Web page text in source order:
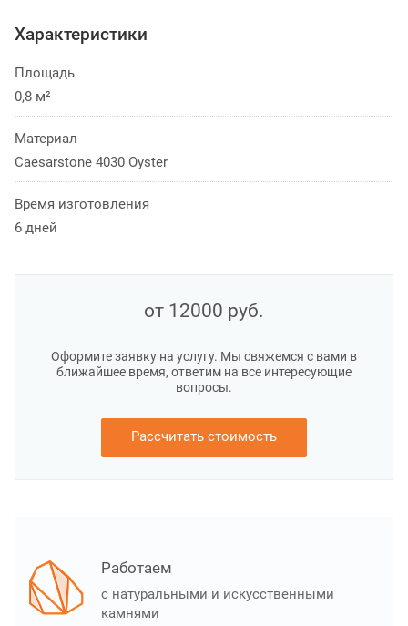
Характеристики
Площадь
0,8 м²
Материал
Caesarstone 4030 Oyster
Время изготовления
6 дней
от 12000 руб.
Оформите заявку на услугу. Мы свяжемся с вами в
ближайшее время, ответим на все интересующие
вопросы.
Рассчитать стоимость
Работаем
с натуральными и искусственными
камнями